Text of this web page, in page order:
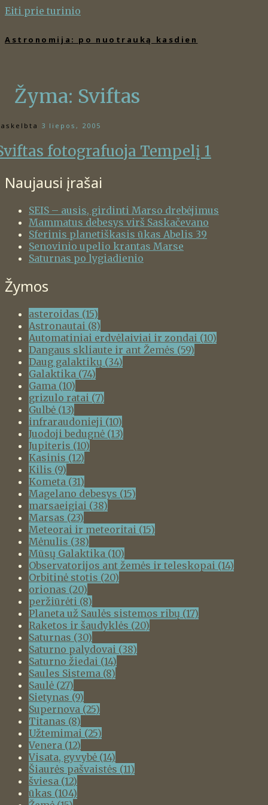
Eiti prie turinio
Astronomija: po nuotrauką kasdien
Žyma: Sviftas
3 liepos, 2005
fotografuoja Tempelį 1
Naujausi įrašai
SEIS – ausis, girdinti Marso drebėjimus
Mammatus debesys virš Saskačevano
Sferinis planetiškasis ūkas Abelis 39
Senovinio upelio krantas Marse
Saturnas po lygiadienio
Žymos
asteroidas (15)
Astronautai (8)
Automatiniai erdvėlaiviai ir zondai (10)
Dangaus skliaute ir ant Žemės (59)
Daug galaktikų (34)
Galaktika (74)
Gama (10)
grizulo ratai (7)
Gulbė (13)
infraraudonieji (10)
Juodoji bedugnė (13)
Jupiteris (10)
Kasinis (12)
Kilis (9)
Kometa (31)
Magelano debesys (15)
marsaeigiai (38)
Marsas (23)
Meteorai ir meteoritai (15)
Mėnulis (38)
Mūsų Galaktika (10)
Observatorijos ant žemės ir teleskopai (14)
Orbitinė stotis (20)
orionas (20)
peržiūrėti (8)
Planeta už Saulės sistemos ribų (17)
Raketos ir šaudyklės (20)
Saturnas (30)
Saturno palydovai (38)
Saturno žiedai (14)
Saules Sistema (8)
Saulė (27)
Sietynas (9)
Supernova (25)
Titanas (8)
Užtemimai (25)
Venera (12)
Visata, gyvybė (14)
Šiaurės pašvaistės (11)
šviesa (12)
ūkas (104)